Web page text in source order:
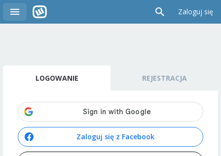
Zaloguj się
LOGOWANIE REJESTRACJA
Zaloguj się z Facebook